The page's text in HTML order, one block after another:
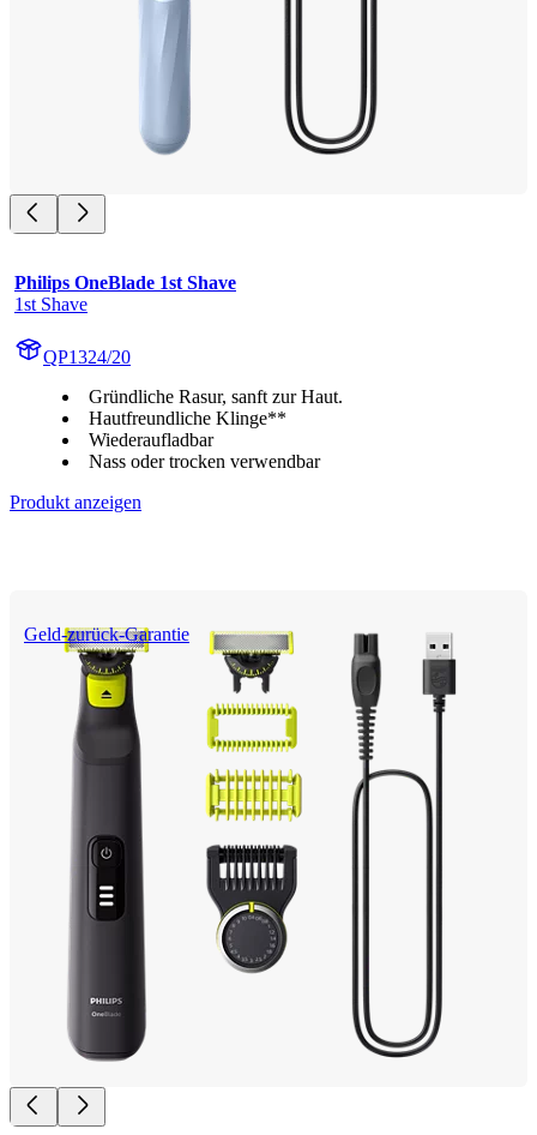
Philips OneBlade 1st Shave
1st Shave
QP1324/20
Gründliche Rasur, sanft zur Haut.
Hautfreundliche Klinge**
Wiederaufladbar
Nass oder trocken verwendbar
Produkt anzeigen
Geld-zurück-Garantie